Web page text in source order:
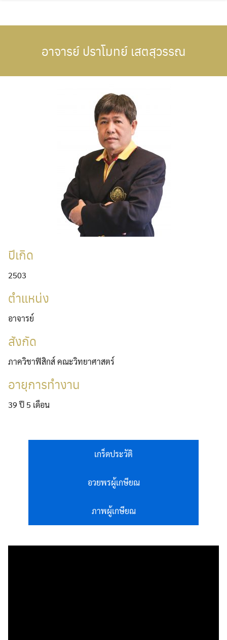
อาจารย์ ปราโมทย์ เสตสุวรรณ
ปีเกิด
2503
ตำแหน่ง
อาจารย์
สังกัด
ภาควิชาฟิสิกส์ คณะวิทยาศาสตร์
อายุการทำงาน
39 ปี 5 เดือน
เกร็ดประวัติ
อวยพรผู้เกษียณ
ภาพผู้เกษียณ